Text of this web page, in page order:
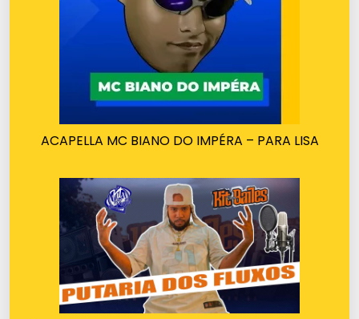
ACAPELLA MC BIANO DO IMPÉRA – PARA LISA